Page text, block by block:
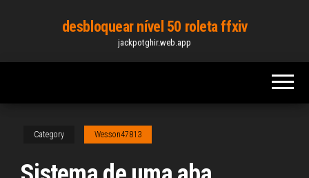
content
desbloquear nível 50 roleta ffxiv
jackpotghir.web.app
Category Wesson47813